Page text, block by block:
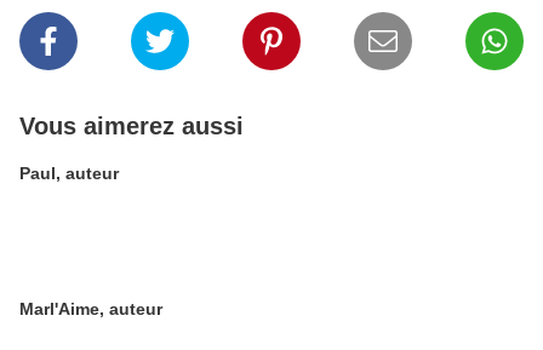
Vous aimerez aussi
Paul, auteur
Marl'Aime, auteur